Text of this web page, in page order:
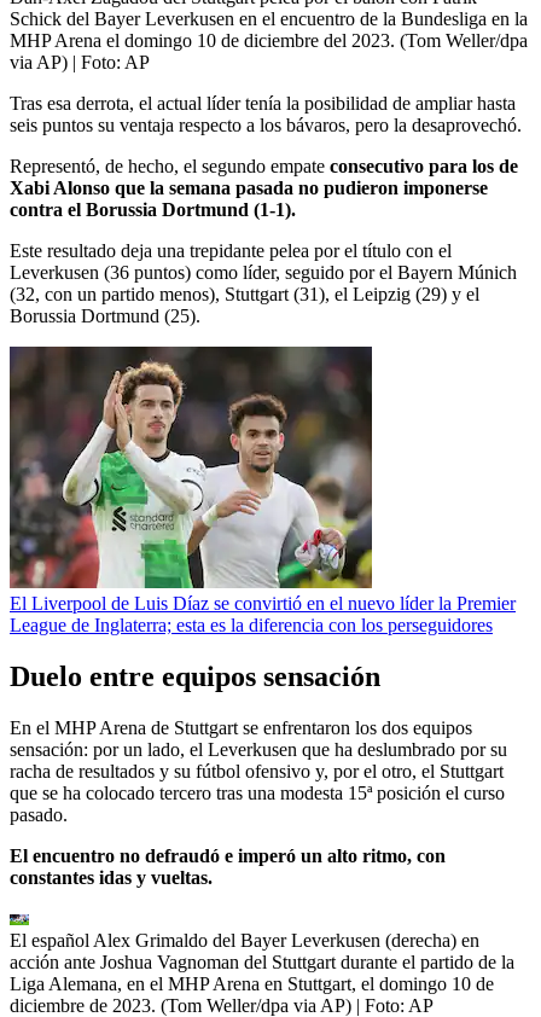
Schick del Bayer Leverkusen en el encuentro de la Bundesliga en la
MHP Arena el domingo 10 de diciembre del 2023. (Tom Weller/dpa
via AP) | Foto: AP
Tras esa derrota, el actual líder tenía la posibilidad de ampliar hasta
seis puntos su ventaja respecto a los bávaros, pero la desaprovechó.
Representó, de hecho, el segundo empate consecutivo para los de
Xabi Alonso que la semana pasada no pudieron imponerse
contra el Borussia Dortmund (1-1).
Este resultado deja una trepidante pelea por el título con el
Leverkusen (36 puntos) como líder, seguido por el Bayern Múnich
(32, con un partido menos), Stuttgart (31), el Leipzig (29) y el
Borussia Dortmund (25).
El Liverpool de Luis Díaz se convirtió en el nuevo líder la Premier
League de Inglaterra; esta es la diferencia con los perseguidores
Duelo entre equipos sensación
En el MHP Arena de Stuttgart se enfrentaron los dos equipos
sensación: por un lado, el Leverkusen que ha deslumbrado por su
racha de resultados y su fútbol ofensivo y, por el otro, el Stuttgart
que se ha colocado tercero tras una modesta 15ª posición el curso
pasado.
El encuentro no defraudó e imperó un alto ritmo, con
constantes idas y vueltas.
El español Alex Grimaldo del Bayer Leverkusen (derecha) en
acción ante Joshua Vagnoman del Stuttgart durante el partido de la
Liga Alemana, en el MHP Arena en Stuttgart, el domingo 10 de
diciembre de 2023. (Tom Weller/dpa via AP) | Foto: AP